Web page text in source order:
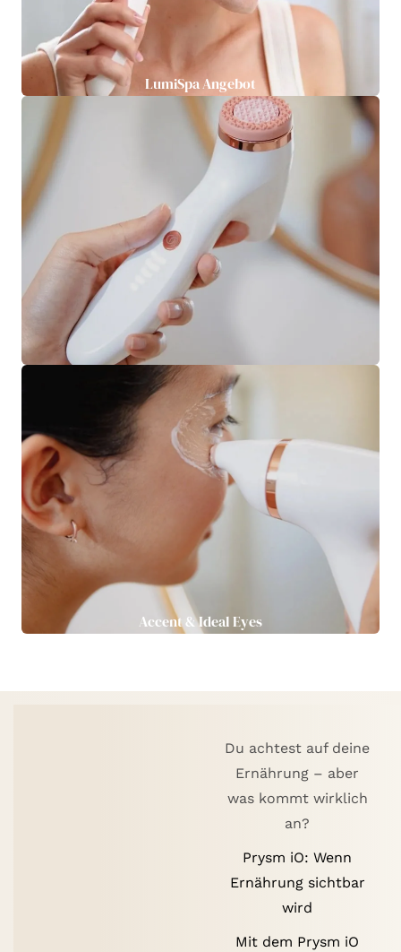
LumiSpa Angebot
Accent & Ideal Eyes
Du achtest auf deine
Ernährung – aber
was kommt wirklich
an?
Prysm iO: Wenn
Ernährung sichtbar
wird
Mit dem Prysm iO